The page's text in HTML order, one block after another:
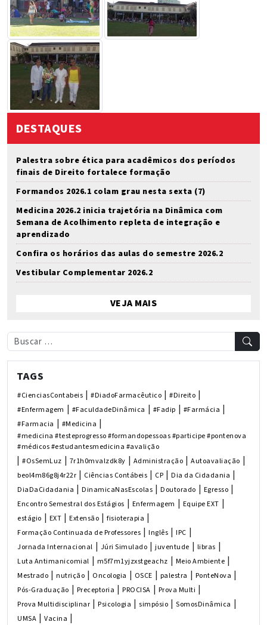
DESTAQUES
Palestra sobre ética para acadêmicos dos períodos
finais de Direito fortalece formação
Formandos 2026.1 colam grau nesta sexta (7)
Medicina 2026.2 inicia trajetória na Dinâmica com
Semana de Acolhimento repleta de integração e
aprendizado
Confira os horários das aulas do semestre 2026.2
Vestibular Complementar 2026.2
VEJA MAIS
TAGS
#CienciasContabeis | #DiadoFarmacêutico | #Direito |
#Enfermagem | #FaculdadeDinâmica | #Fadip | #Farmácia |
#Farmacia | #Medicina |
#medicina #testeprogresso #formandopessoas #participe #pontenova
#médicos #estudantesmedicina #avalição
| #OsSemLuz | 7r1h0mvalzdk8y | Administração | Autoavaliação |
beol4m86g8j4r22r | Ciências Contábeis | CP | Dia da Cidadania |
DiaDaCidadania | DinamicaNasEscolas | Doutorado | Egresso |
Encontro Semestral dos Estágios | Enfermagem | Equipe EXT |
estágio | EXT | Extensão | fisioterapia |
Formação Continuada de Professores | Inglês | IPC |
Jornada Internacional | Júri Simulado | juventude | libras |
Luta Antimanicomial | m5f7m1yjzxstgeachz | Meio Ambiente |
Mestrado | nutrição | Oncologia | OSCE | palestra | PonteNova |
Pós-Graduação | Preceptoria | PROCISA | Prova Multi |
Prova Multidisciplinar | Psicologia | simpósio | SomosDinâmica |
UMSA | Vacina |